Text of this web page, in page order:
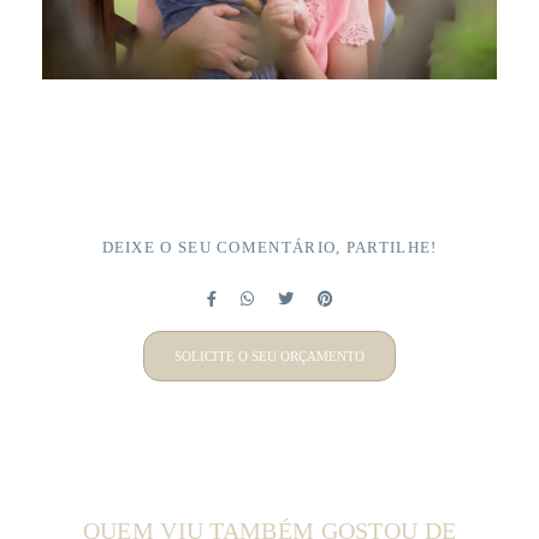
DEIXE O SEU COMENTÁRIO, PARTILHE!
SOLICITE O SEU ORÇAMENTO
QUEM VIU TAMBÉM GOSTOU DE